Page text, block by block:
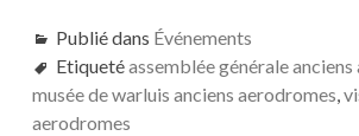
Publié dans Événements
Etiquetéassemblée générale
musée de warluis anciens aerodromes,
aerodromes